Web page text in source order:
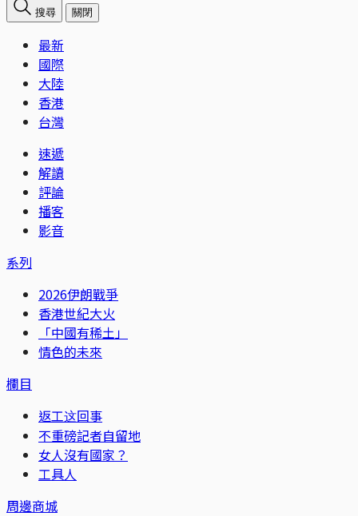
搜尋 關閉
最新
國際
大陸
香港
台灣
速遞
解讀
評論
播客
影音
系列
2026伊朗戰爭
香港世紀大火
「中國有稀土」
情色的未來
欄目
返工这回事
不重磅記者自留地
女人沒有國家？
工具人
周邊商城